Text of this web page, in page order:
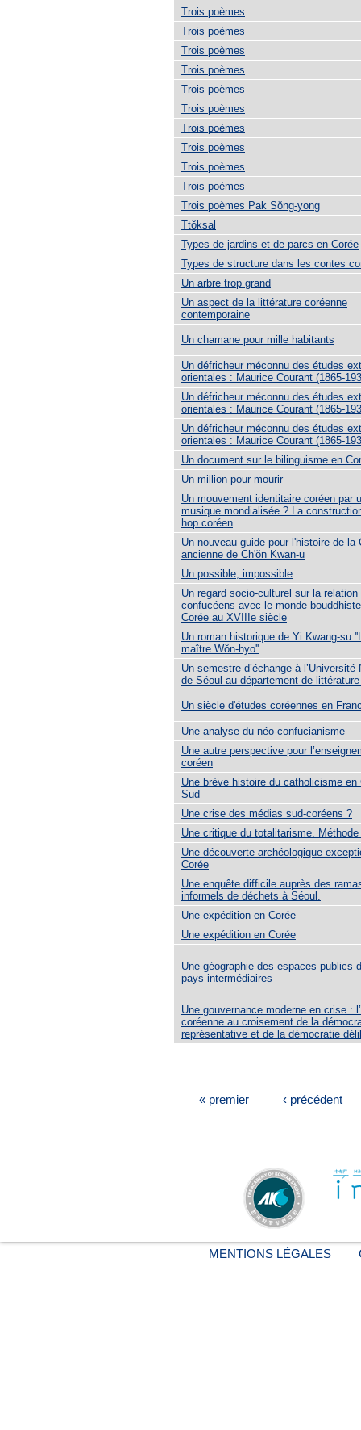
Trois poèmes
Trois poèmes
Trois poèmes
Trois poèmes
Trois poèmes
Trois poèmes
Trois poèmes
Trois poèmes
Trois poèmes
Trois poèmes
Trois poèmes Pak Sŏng-yong
Ttŏksal
Types de jardins et de parcs en Corée
Types de structure dans les contes
Un arbre trop grand
Un aspect de la littérature coréenne
contemporaine
Un chamane pour mille habitants
Un défricheur méconnu des études
orientales : Maurice Courant (1865-
Un défricheur méconnu des études
orientales : Maurice Courant (1865-
Un défricheur méconnu des études
orientales : Maurice Courant (1865-
Un document sur le bilinguisme en
Un million pour mourir
Un mouvement identitaire coréen par
musique mondialisée ? La
hop coréen
Un nouveau guide pour l'histoire de la
ancienne de Ch'ŏn Kwan-u
Un possible, impossible
Un regard socio-culturel sur la relation
confucéens avec le monde
Corée au XVIIIe siècle
Un roman historique de Yi Kwang-su
maître Wŏn-hyo''
Un semestre d’échange à l’Université
de Séoul au département de
Un siècle d'études coréennes en
Une analyse du néo-confucianisme
Une autre perspective pour
coréen
Une brève histoire du catholicisme en
Sud
Une crise des médias sud-coréens ?
Une critique du totalitarisme.
Une découverte archéologique
Corée
Une enquête difficile auprès des
informels de déchets à Séoul.
Une expédition en Corée
Une expédition en Corée
Une géographie des espaces publics
pays intermédiaires
Une gouvernance moderne en crise :
coréenne au croisement de la
représentative et de la démocratie
« premier ‹ précédent
MENTIONS LÉGALES